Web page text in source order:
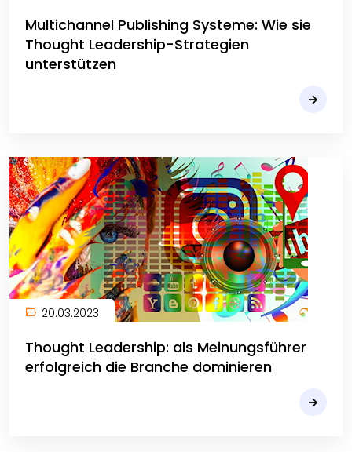
Multichannel Publishing Systeme: Wie sie
Thought Leadership-Strategien
unterstützen
20.03.2023
Thought Leadership: als Meinungsführer
erfolgreich die Branche dominieren